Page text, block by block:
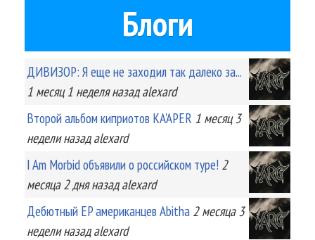
Блоги
ДИВИЗОР: Я еще не заходил так далеко за...
1 месяц 1 неделяназад alexard
Второй альбом киприотов KA'APER 1 месяц 3
неделиназад alexard
I Am Morbid объявили о российском туре! 2
месяца 2 дняназад alexard
Дебютный EP американцев Abitha 2 месяца 3
неделиназад alexard